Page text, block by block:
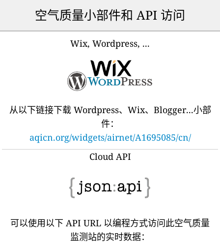
空气质量小部件和 API 访问
Wix, Wordpress, ...
从以下链接下载 Wordpress、Wix、Blogger...小部
件：
aqicn.org/widgets/airnet/A1695085/cn/
Cloud API
可以使用以下 API URL 以编程方式访问此空气质量
监测站的实时数据：